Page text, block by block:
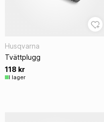
Husqvarna
Tvättplugg
118 kr
I lager